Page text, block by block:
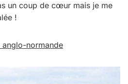
un coup de cœur mais je me
!
anglo-normande